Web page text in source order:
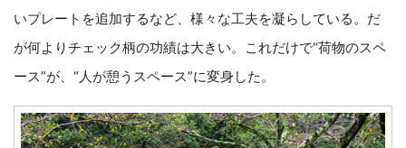
いプレートを追加するなど、様々な工夫を凝らしている。だ
が何よりチェック柄の功績は大きい。これだけで“荷物のスペ
ース”が、“人が憩うスペース”に変身した。